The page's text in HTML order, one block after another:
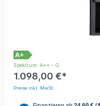
A+
Spektrum: A++ - G
1.098,00 €*
Preise inkl. MwSt.